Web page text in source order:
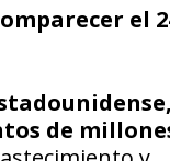
el
de